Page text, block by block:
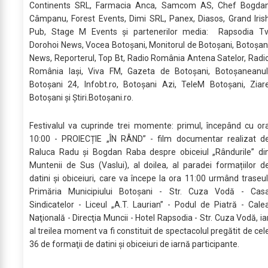
Continents SRL, Farmacia Anca, Samcom AS, Chef
Câmpanu, Forest Events, Dimi SRL, Panex, Diasos, Grand
Pub, Stage M Events și partenerilor media: Rapsodia
Dorohoi News, Vocea Botoșani, Monitorul de Botoșani,
News, Reporterul, Top Bt, Radio România Antena Satelor,
România Iași, Viva FM, Gazeta de Botoșani,
Botoșani 24, Infobt.ro, Botoșani Azi, TeleM Botoșani,
Botoșani și Știri.Botoșani.ro.
Festivalul va cuprinde trei momente: primul, începând cu
10:00 - PROIECȚIE „ÎN RÂND” - film documentar realizat
Raluca Radu și Bogdan Raba despre obiceiul „Rândurile”
Muntenii de Sus (Vaslui), al doilea, al paradei formațiilor
datini și obiceiuri, care va începe la ora 11:00 urmând
Primăria Municipiului Botoșani - Str. Cuza Vodă -
Sindicatelor - Liceul „A.T. Laurian” - Podul de Piatră -
Naţională - Direcţia Muncii - Hotel Rapsodia - Str. Cuza Vodă,
al treilea moment va fi constituit de spectacolul pregătit de
36 de formaţii de datini și obiceiuri de iarnă participante.